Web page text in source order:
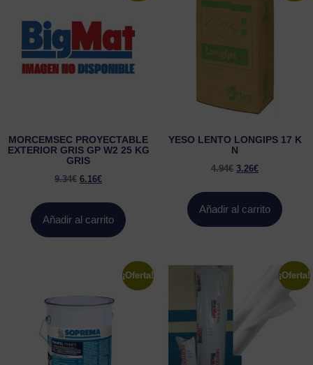
MORCEMSEC PROYECTABLE
EXTERIOR GRIS GP W2 25 KG
GRIS
9.34€ 6.16€
Añadir al carrito
YESO LENTO LONGIPS 17 K
N
4.94€ 3.26€
Añadir al carrito
¡Oferta! ¡Oferta!